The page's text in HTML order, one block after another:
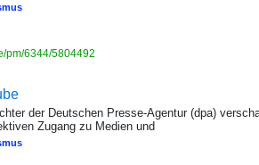
pm/6344/5804492
der Deutschen Presse-Agentur (dpa)
Zugang zu Medien und